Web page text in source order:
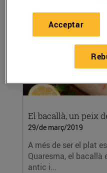
El bacallà, un peix
29/de març/2019
A més de ser el plat
Quaresma, el bacallà
antic i...
Acceptar